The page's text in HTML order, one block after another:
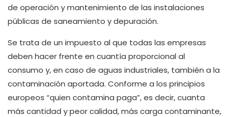
de operación y mantenimiento de las instalaciones
públicas de saneamiento y depuración.
Se trata de un impuesto al que todas las empresas
deben hacer frente en cuantía proporcional al
consumo y, en caso de aguas industriales, también a la
contaminación aportada. Conforme a los principios
europeos “quien contamina paga”, es decir, cuanta
más cantidad y peor calidad, más carga contaminante,